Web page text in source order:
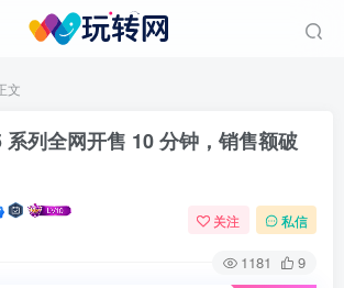
文
列全网开售 10 分钟，销售额破
关注 私信
1181 9